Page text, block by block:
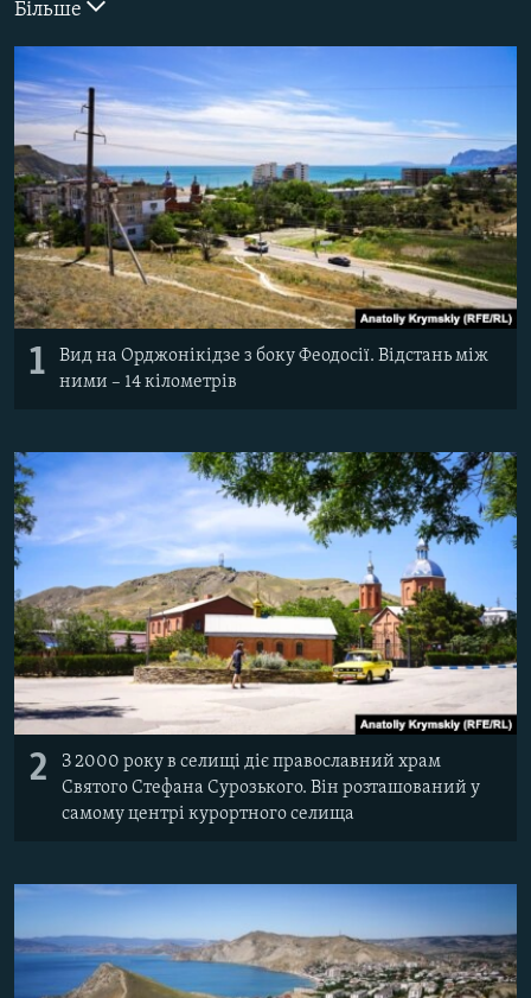
СВІДЧЕННЯ ОКУПАЦІЇ
УКРАЇНСЬКА ПРОБЛЕМА КРИМУ
ІНФОГРАФІКА
Русский
Qırımtatar
ДОЛУЧАЙСЯ!
Усі сайти RFE/RL
Більше
1
Вид на Орджонікідзе з боку Феодосії. Відстань між
ними – 14 кілометрів
2
З 2000 року в селищі діє православний храм
Святого Стефана Сурозького. Він розташований у
самому центрі курортного селища